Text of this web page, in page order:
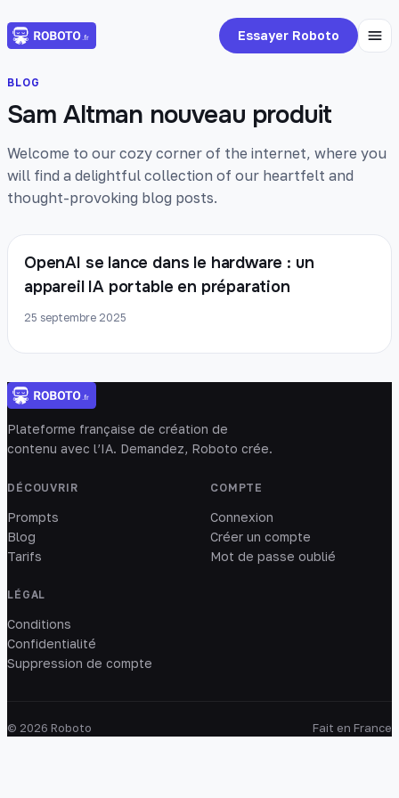
Essayer Roboto
BLOG
Sam Altman nouveau produit
Welcome to our cozy corner of the internet, where you
will find a delightful collection of our heartfelt and
thought-provoking blog posts.
OpenAI se lance dans le hardware : un
appareil IA portable en préparation
25 septembre 2025
Plateforme française de création de
contenu avec l’IA. Demandez, Roboto crée.
DÉCOUVRIR
Prompts
Blog
Tarifs
COMPTE
Connexion
Créer un compte
Mot de passe oublié
LÉGAL
Conditions
Confidentialité
Suppression de compte
© 2026 Roboto Fait en France